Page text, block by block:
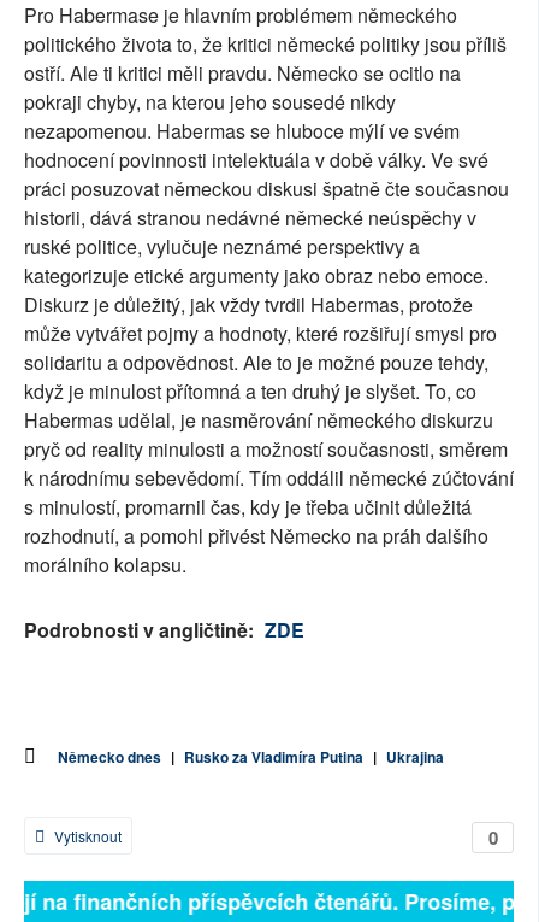
Pro Habermase je hlavním problémem německého
politického života to, že kritici německé politiky jsou příliš
ostří. Ale ti kritici měli pravdu. Německo se ocitlo na
pokraji chyby, na kterou jeho sousedé nikdy
nezapomenou. Habermas se hluboce mýlí ve svém
hodnocení povinnosti intelektuála v době války. Ve své
práci posuzovat německou diskusi špatně čte současnou
historii, dává stranou nedávné německé neúspěchy v
ruské politice, vylučuje neznámé perspektivy a
kategorizuje etické argumenty jako obraz nebo emoce.
Diskurz je důležitý, jak vždy tvrdil Habermas, protože
může vytvářet pojmy a hodnoty, které rozšiřují smysl pro
solidaritu a odpovědnost. Ale to je možné pouze tehdy,
když je minulost přítomná a ten druhý je slyšet. To, co
Habermas udělal, je nasměrování německého diskurzu
pryč od reality minulosti a možností současnosti, směrem
k národnímu sebevědomí. Tím oddálil německé zúčtování
s minulostí, promarnil čas, kdy je třeba učinit důležitá
rozhodnutí, a pomohl přivést Německo na práh dalšího
morálního kolapsu.
Podrobnosti v angličtině: ZDE
Německo dnes | Rusko za Vladimíra Putina | Ukrajina
0
Vytisknout
na finančních příspěvcích čtenářů. Prosíme,